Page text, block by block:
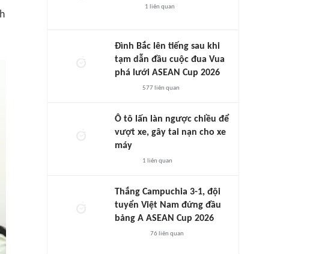
1 liên quan
Đình Bắc lên tiếng sau khi
tạm dẫn đầu cuộc đua Vua
phá lưới ASEAN Cup 2026
577liên quan
Ô tô lấn làn ngược chiều để
vượt xe, gây tai nạn cho xe
máy
1 liên quan
Thắng Campuchia 3-1, đội
tuyển Việt Nam đứng đầu
bảng A ASEAN Cup 2026
76 liên quan